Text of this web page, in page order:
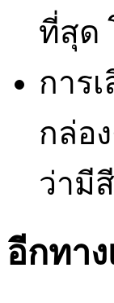
ที่สุด
การ
กล่อ
ว่ามี
อีกทา